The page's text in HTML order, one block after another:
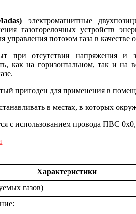
электромагнитные
газогорелочных устройств
управления потоком газа в качестве
при отсутствии напряжения и
как на горизонтальном, так и
пригоден для применения в
в местах, в которых
с использованием провода ПВС
Характеристики
газов)